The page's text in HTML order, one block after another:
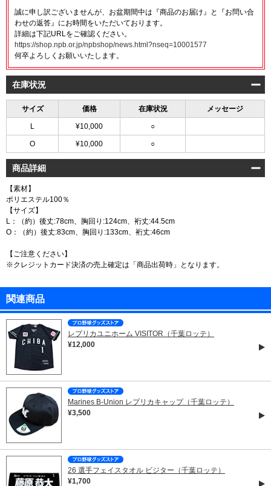
誠に申し訳ございませんが、お盆期間中は『商品のお届け』と『お問い合
わせの返答』にお時間をいただいております。
詳細は下記URLをご確認ください。
https://shop.npb.or.jp/npbshop/news.html?nseq=10001577
何卒よろしくお願いいたします。
在庫状況
サイズ 価格 在庫状況 メッセージ
L ¥10,000 ○
O ¥10,000 ○
商品詳細
【素材】
ポリエステル100％
【サイズ】
L：（約）後丈:78cm、胸回り:124cm、裄丈:44.5cm
O：（約）後丈:83cm、胸回り:133cm、裄丈:46cm
【ご注意ください】
※クレジットカード決済の売上確定は「商品出荷時」となります。
関連商品
レプリカユニホーム VISITOR（千葉ロッテ）
¥12,000
Marines B-Union レプリカキャップ（千葉ロッテ）
¥3,500
26 選手フェイスタオル ビジター（千葉ロッテ）
¥1,700